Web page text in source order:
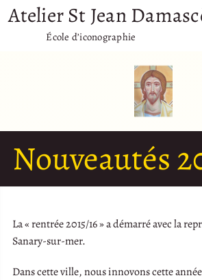
Atelier St Jean
École d’iconographie
Nouveautés
La « rentrée 2015/16 » a démarré avec la
Sanary-sur-mer.
Dans cette ville, nous innovons cette